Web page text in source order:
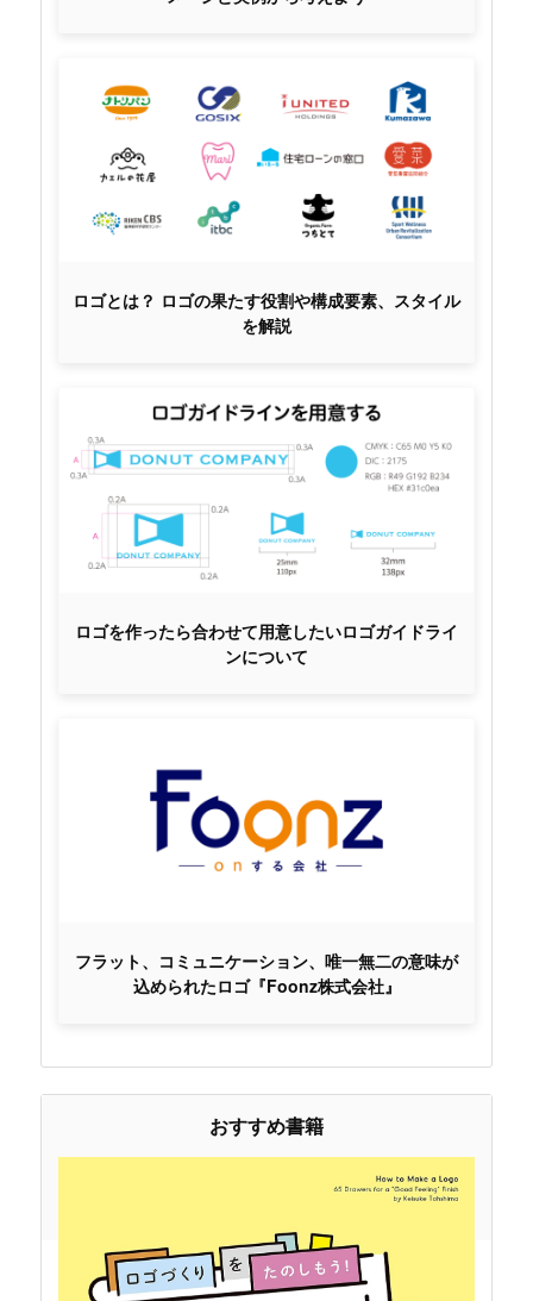
ロゴとは？ ロゴの果たす役割や構成要素、スタイル
を解説
ロゴを作ったら合わせて用意したいロゴガイドライ
ンについて
フラット、コミュニケーション、唯一無二の意味が
込められたロゴ『Foonz株式会社』
おすすめ書籍